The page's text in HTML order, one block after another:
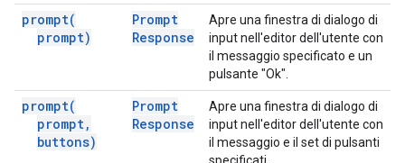
prompt(
prompt)
Prompt
Response
Apre una finestra di dialogo di
input nell'editor dell'utente con
il messaggio specificato e un
pulsante "Ok".
prompt(
prompt,
buttons)
Prompt
Response
Apre una finestra di dialogo di
input nell'editor dell'utente con
il messaggio e il set di pulsanti